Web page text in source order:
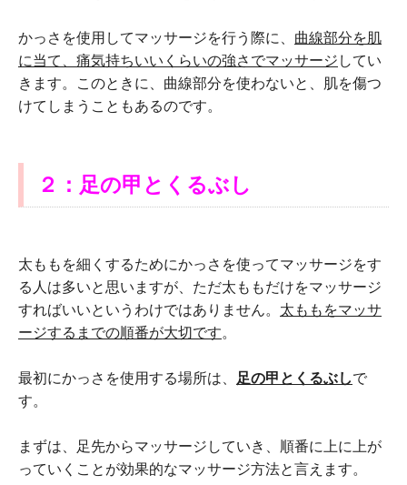
かっさを使用してマッサージを行う際に、 曲線部分を肌
に当て、痛気持ちいいくらいの強さでマッサージ してい
きます。このときに、曲線部分を使わないと、肌を傷つ
けてしまうこともあるのです。
２：足の甲とくるぶし
太ももを細くするためにかっさを使ってマッサージをす
る人は多いと思いますが、ただ太ももだけをマッサージ
すればいいというわけではありません。 太ももをマッサ
ージするまでの順番が大切です。
最初にかっさを使用する場所は、 足の甲とくるぶしで
す。
まずは、足先からマッサージしていき、順番に上に上が
っていくことが効果的なマッサージ方法と言えます。